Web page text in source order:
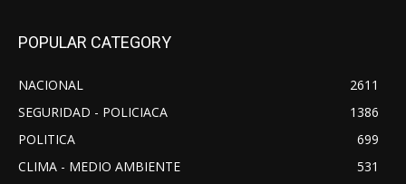
POPULAR CATEGORY
NACIONAL
2611
SEGURIDAD - POLICIACA
1386
POLITICA
699
CLIMA - MEDIO AMBIENTE
531